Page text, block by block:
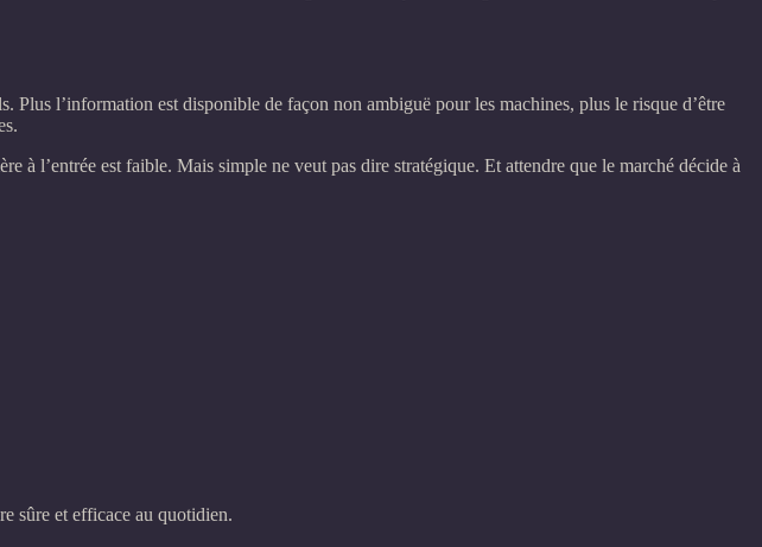
Plus l’information est disponible de façon non ambiguë pour les machines, plus le risque d’être
à l’entrée est faible. Mais simple ne veut pas dire stratégique. Et attendre que le marché décide à
sûre et efficace au quotidien.